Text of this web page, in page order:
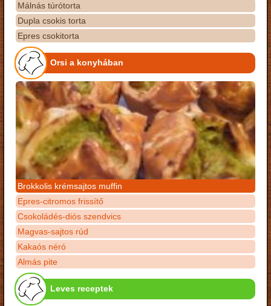
Málnás túrótorta
Dupla csokis torta
Epres csokitorta
Orsi a konyhában
Brokkolis krémsajtos muffin
Epres-citromos frissítő
Csokoládés-diós szendvics
Magvas-sajtos rúd
Kakaós néró
Almás pite
Leves receptek